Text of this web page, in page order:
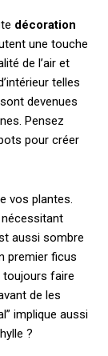
décoration
une touche
de l’air et
telles
devenues
Pensez
pour créer
vos plantes.
aussi sombre
premier ficus
toujours faire
de les
implique aussi
?